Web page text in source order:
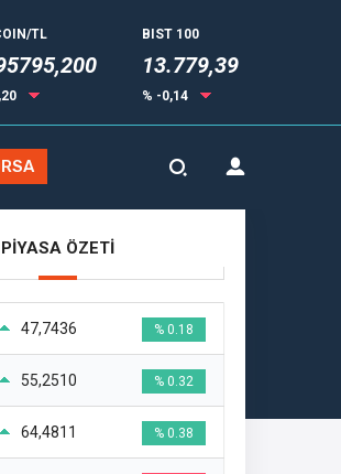
TL BIST 100
13.779,39
% -0,14
PİYASA ÖZETİ
47,7436 % 0.18
55,2510 % 0.32
64,4811 % 0.38